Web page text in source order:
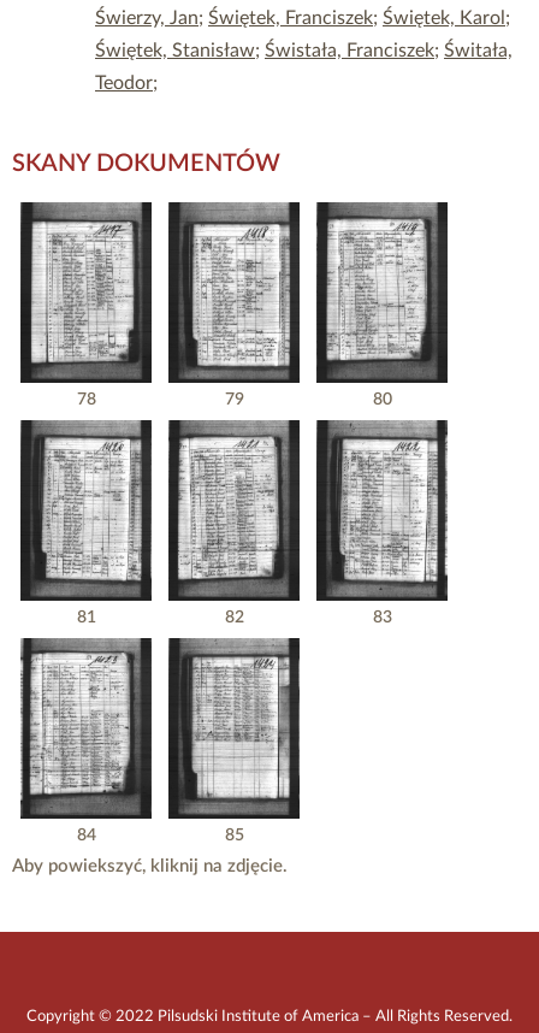
Świerzy, Jan; Świętek, Franciszek; Świętek, Karol ;
Świętek, Stanisław; Świstała, Franciszek; Świtała,
Teodor;
SKANY DOKUMENTÓW
78 79 80
81 82 83
84
85
Aby powiekszyć, kliknij na zdjęcie.
Copyright © 2022 Pilsudski Institute of America – All Rights Reserved.